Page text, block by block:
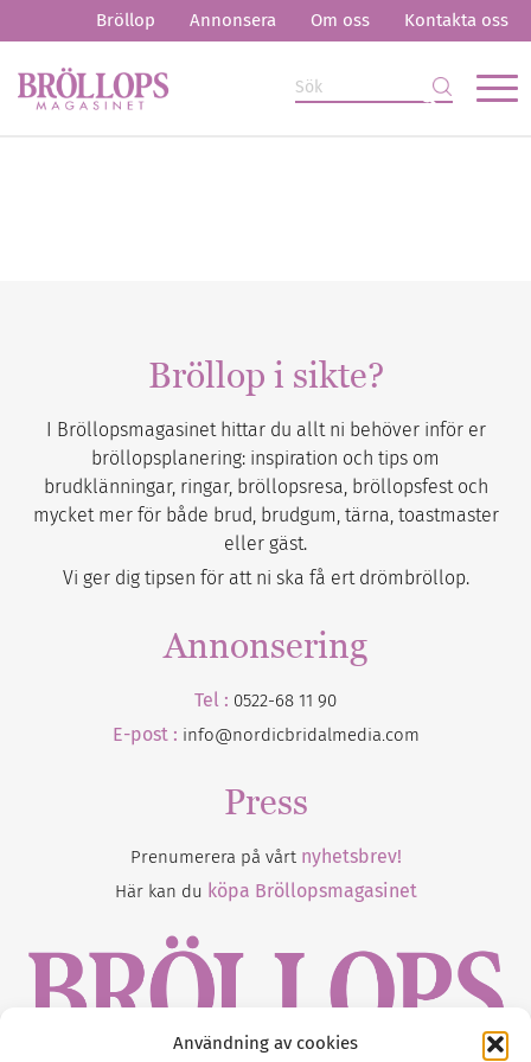
Användning av cookies
Bröllop Annonsera Om oss Kontakta oss
Bröllop i sikte?
I Bröllopsmagasinet hittar du allt ni behöver inför er
bröllopsplanering: inspiration och tips om
brudklänningar, ringar, bröllopsresa, bröllopsfest och
mycket mer för både brud, brudgum, tärna, toastmaster
eller gäst.
Vi ger dig tipsen för att ni ska få ert drömbröllop.
Annonsering
Tel : 0522-68 11 90
E-post : info@nordicbridalmedia.com
Press
Prenumerera på vårt nyhetsbrev!
Här kan du köpa Bröllopsmagasinet